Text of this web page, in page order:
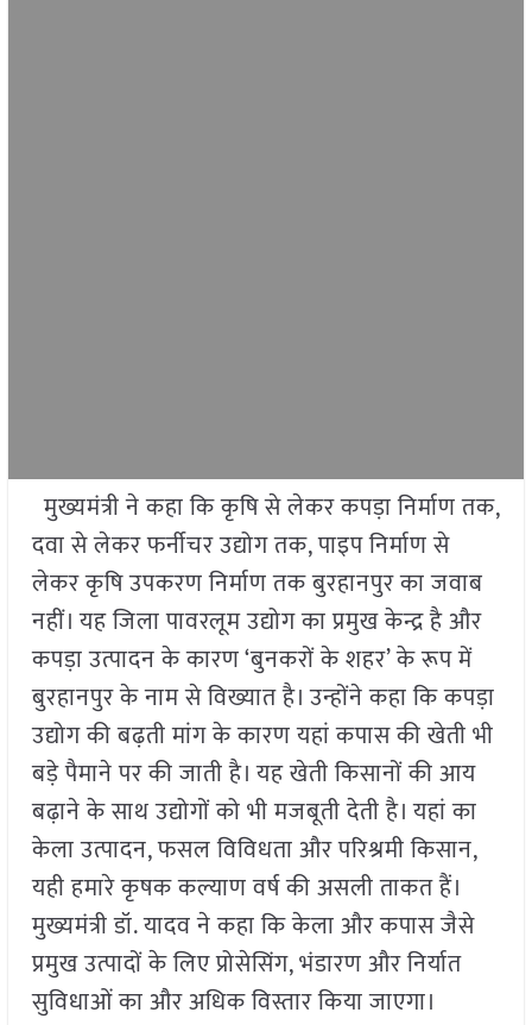
मुख्यमंत्री ने कहा कि कृषि से लेकर कपड़ा निर्माण तक,
दवा से लेकर फर्नीचर उद्योग तक, पाइप निर्माण से
लेकर कृषि उपकरण निर्माण तक बुरहानपुर का जवाब
नहीं। यह जिला पावरलूम उद्योग का प्रमुख केन्द्र है और
कपड़ा उत्पादन के कारण ‘बुनकरों के शहर’ के रूप में
बुरहानपुर के नाम से विख्यात है। उन्होंने कहा कि कपड़ा
उद्योग की बढ़ती मांग के कारण यहां कपास की खेती भी
बड़े पैमाने पर की जाती है। यह खेती किसानों की आय
बढ़ाने के साथ उद्योगों को भी मजबूती देती है। यहां का
केला उत्पादन, फसल विविधता और परिश्रमी किसान,
यही हमारे कृषक कल्याण वर्ष की असली ताकत हैं।
मुख्यमंत्री डॉ. यादव ने कहा कि केला और कपास जैसे
प्रमुख उत्पादों के लिए प्रोसेसिंग, भंडारण और निर्यात
सुविधाओं का और अधिक विस्तार किया जाएगा।